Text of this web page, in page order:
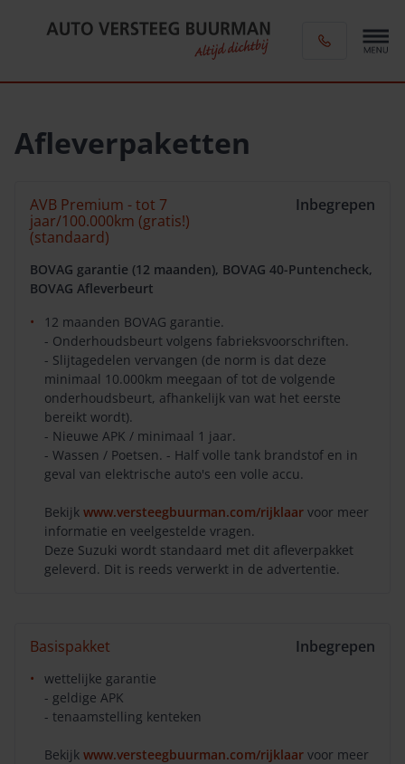
Afleverpaketten
AVB Premium - tot 7
jaar/100.000km (gratis!)
(standaard)
Inbegrepen
BOVAG garantie (12 maanden), BOVAG 40-Puntencheck,
BOVAG Afleverbeurt
12 maanden BOVAG garantie.
- Onderhoudsbeurt volgens fabrieksvoorschriften.
- Slijtagedelen vervangen (de norm is dat deze
minimaal 10.000km meegaan of tot de volgende
onderhoudsbeurt, afhankelijk van wat het eerste
bereikt wordt).
- Nieuwe APK / minimaal 1 jaar.
- Wassen / Poetsen. - Half volle tank brandstof en in
geval van elektrische auto's een volle accu.
Bekijk www.versteegbuurman.com/rijklaar voor meer
informatie en veelgestelde vragen.
Deze Suzuki wordt standaard met dit afleverpakket
geleverd. Dit is reeds verwerkt in de advertentie.
Basispakket Inbegrepen
wettelijke garantie
- geldige APK
- tenaamstelling kenteken
Bekijk www.versteegbuurman.com/rijklaar voor meer